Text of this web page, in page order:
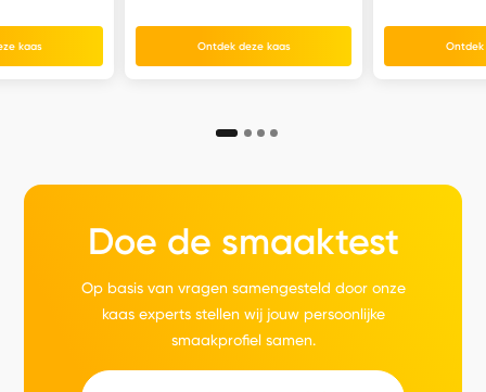
kaas Ontdek deze kaas Ontdek
Doe de smaaktest
Op basis van vragen samengesteld door onze
kaas experts stellen wij jouw persoonlijke
smaakprofiel samen.